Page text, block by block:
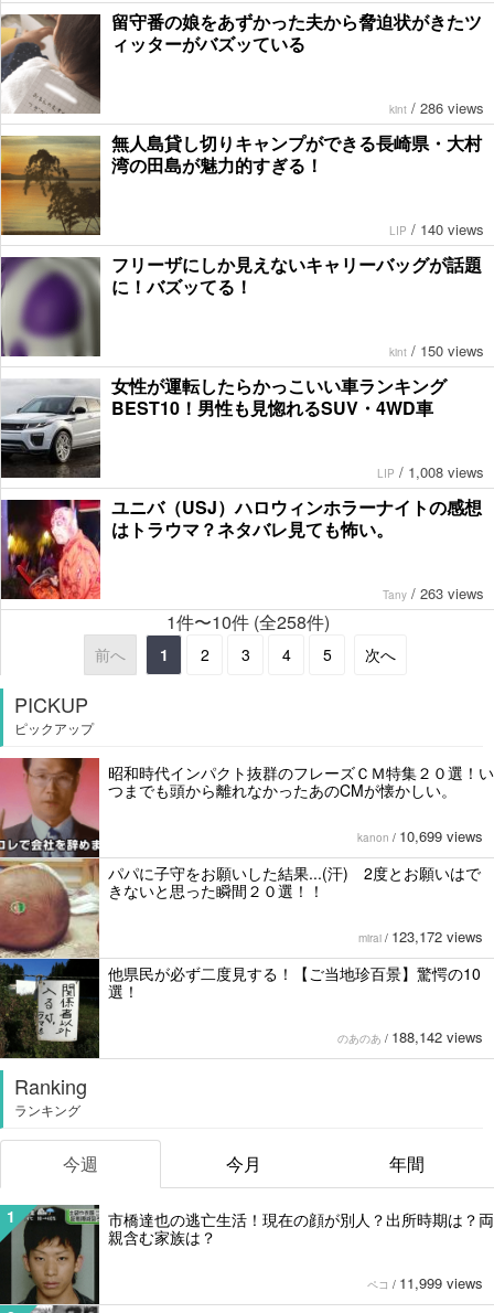
留守番の娘をあずかった夫から脅迫状がきたツ
ィッターがバズッている
kint / 286 views
無人島貸し切りキャンプができる長崎県・大村
湾の田島が魅力的すぎる！
LIP / 140 views
フリーザにしか見えないキャリーバッグが話題
に！バズッてる！
kint / 150 views
女性が運転したらかっこいい車ランキング
BEST10！男性も見惚れるSUV・4WD車
LIP / 1,008 views
ユニバ（USJ）ハロウィンホラーナイトの感想
はトラウマ？ネタバレ見ても怖い。
Tany / 263 views
1件〜10件 (全258件)
前へ 1 2 3 4 5 次へ
PICKUP
ピックアップ
昭和時代インパクト抜群のフレーズＣＭ特集２０選！い
つまでも頭から離れなかったあのCMが懐かしい。
kanon / 10,699 views
パパに子守をお願いした結果...(汗) 2度とお願いはで
きないと思った瞬間２０選！！
mirai / 123,172 views
他県民が必ず二度見する！【ご当地珍百景】驚愕の10
選！
のあのあ / 188,142 views
Ranking
ランキング
今週 今月 年間
1
市橋達也の逃亡生活！現在の顔が別人？出所時期は？両
親含む家族は？
ペコ / 11,999 views